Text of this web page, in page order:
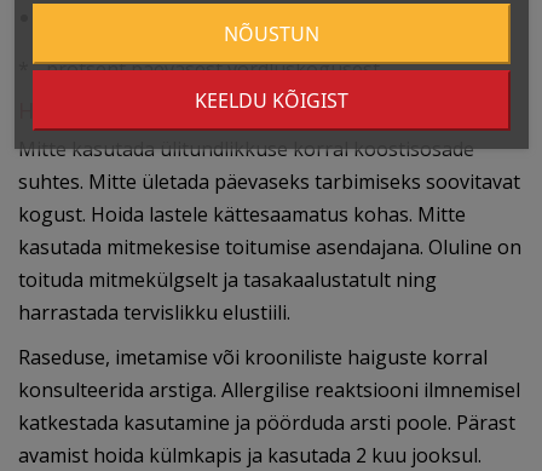
Tsink (glükonaat): 10 mg 100%
* - protsent päevasest võrdluskogusest.
Mitte kasutada ülitundlikkuse korral koostisosade
suhtes. Mitte ületada päevaseks tarbimiseks soovitavat
kogust. Hoida lastele kättesaamatus kohas. Mitte
kasutada mitmekesise toitumise asendajana. Oluline on
toituda mitmekülgselt ja tasakaalustatult ning
harrastada tervislikku elustiili.
Raseduse, imetamise või krooniliste haiguste korral
konsulteerida arstiga. Allergilise reaktsiooni ilmnemisel
katkestada kasutamine ja pöörduda arsti poole. Pärast
avamist hoida külmkapis ja kasutada 2 kuu jooksul.
KEELDU KÕIGIST
NÕUSTUN